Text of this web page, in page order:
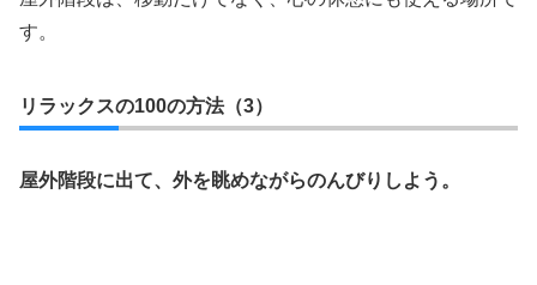
す。
リラックスの100の方法（3）
屋外階段に出て、外を眺めながらのんびりしよう。